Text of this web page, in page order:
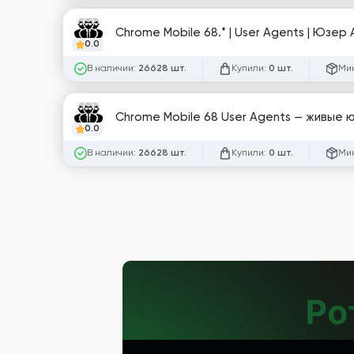
0.0
Chrome Mobile 68.* | User Agents |
В наличии: 26628 шт. Купили: 0 шт.
0.0
Chrome Mobile 68 User Agents — живые
В наличии: 26628 шт. Купили: 0 шт.